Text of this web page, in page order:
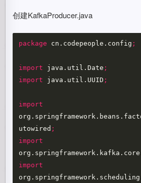
创建KafkaProducer.java
package cn.codepeople.config ;
import java.util.Date ;
import
java.util.UUID ;
import
utowired ;
import
import